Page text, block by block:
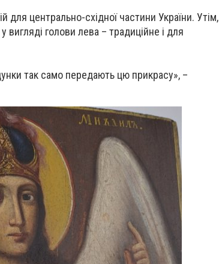
для центрально-східної частини України. Утім,
голови лева – традиційне і для
так само передають цю прикрасу», –